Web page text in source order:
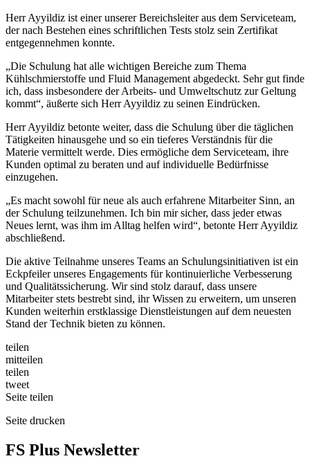
Herr Ayyildiz ist einer unserer Bereichsleiter aus dem Serviceteam,
der nach Bestehen eines schriftlichen Tests stolz sein Zertifikat
entgegennehmen konnte.
„Die Schulung hat alle wichtigen Bereiche zum Thema
Kühlschmierstoffe und Fluid Management abgedeckt. Sehr gut finde
ich, dass insbesondere der Arbeits- und Umweltschutz zur Geltung
kommt“, äußerte sich Herr Ayyildiz zu seinen Eindrücken.
Herr Ayyildiz betonte weiter, dass die Schulung über die täglichen
Tätigkeiten hinausgehe und so ein tieferes Verständnis für die
Materie vermittelt werde. Dies ermögliche dem Serviceteam, ihre
Kunden optimal zu beraten und auf individuelle Bedürfnisse
einzugehen.
„Es macht sowohl für neue als auch erfahrene Mitarbeiter Sinn, an
der Schulung teilzunehmen. Ich bin mir sicher, dass jeder etwas
Neues lernt, was ihm im Alltag helfen wird“, betonte Herr Ayyildiz
abschließend.
Die aktive Teilnahme unseres Teams an Schulungsinitiativen ist ein
Eckpfeiler unseres Engagements für kontinuierliche Verbesserung
und Qualitätssicherung. Wir sind stolz darauf, dass unsere
Mitarbeiter stets bestrebt sind, ihr Wissen zu erweitern, um unseren
Kunden weiterhin erstklassige Dienstleistungen auf dem neuesten
Stand der Technik bieten zu können.
teilen
mitteilen
teilen
tweet
Seite teilen
Seite drucken
FS Plus Newsletter